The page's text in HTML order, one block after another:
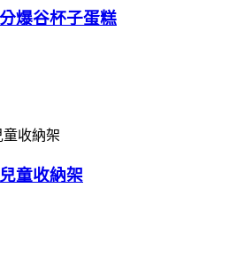
爆谷杯子蛋糕
童收納架